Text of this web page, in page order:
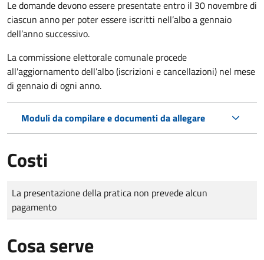
Le domandedevono essere presentate entro il 30 novembre di
ciascun anno per poter essere iscritti nell’albo a gennaio
dell’anno successivo.
La commissione elettorale comunale procede
all'aggiornamento dell’albo (iscrizioni e cancellazioni) nel mese
di gennaio di ogni anno.
Moduli da compilare e documenti da allegare
Costi
Tipo di pagamento
Importo
La presentazione della pratica non prevede alcun
pagamento
Cosa serve